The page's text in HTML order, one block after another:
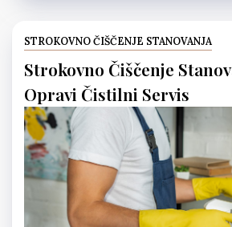
STROKOVNO ČIŠČENJE STANOVANJA
Strokovno Čiščenje
Opravi Čistilni Servis